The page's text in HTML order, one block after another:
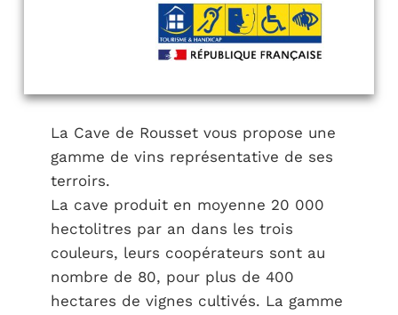
La Cave de Rousset vous propose une
gamme de vins représentative de ses
terroirs.
La cave produit en moyenne 20 000
hectolitres par an dans les trois
couleurs, leurs coopérateurs sont au
nombre de 80, pour plus de 400
hectares de vignes cultivés. La gamme